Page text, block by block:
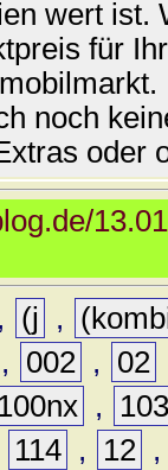
wert ist.
für
noch
oder
, (j ,
, 002 , 02
100nx ,
114 , 12